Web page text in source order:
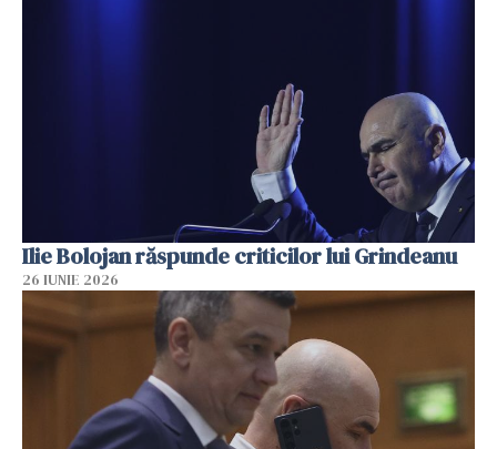
Ilie Bolojan răspunde criticilor lui Grindeanu
26 IUNIE 2026